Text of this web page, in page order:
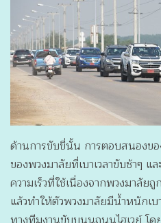
ด้านการขับขี่นั้น การตอบสนองข
ของพวงมาลัยที่เบาเวลาขับช้าๆ
ความเร็วที่ใช้เนื่องจากพวงมาลัย
แล้วทำให้ตัวพวงมาลัยมีน้ำหนักเ